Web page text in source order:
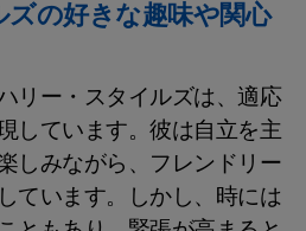
の好きな趣味や関心
リー・スタイルズは、適応
しています。彼は自立を主
しみながら、フレンドリー
ています。しかし、時には